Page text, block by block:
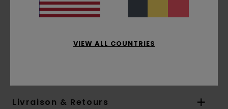
Poches :poches sur le côté
[Matière principale] 100% polyester
Livraison & Retours
VIEW ALL COUNTRIES